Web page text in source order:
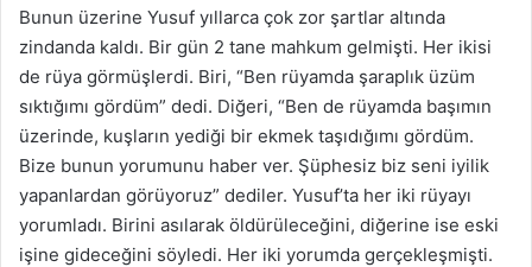
Bunun üzerine Yusuf yıllarca çok zor şartlar altında
zindanda kaldı. Bir gün 2 tane mahkum gelmişti. Her ikisi
de rüya görmüşlerdi. Biri, “Ben rüyamda şaraplık üzüm
sıktığımı gördüm” dedi. Diğeri, “Ben de rüyamda başımın
üzerinde, kuşların yediği bir ekmek taşıdığımı gördüm.
Bize bunun yorumunu haber ver. Şüphesiz biz seni iyilik
yapanlardan görüyoruz” dediler. Yusuf’ta her iki rüyayı
yorumladı. Birini asılarak öldürüleceğini, diğerine ise eski
işine gideceğini söyledi. Her iki yorumda gerçekleşmişti.